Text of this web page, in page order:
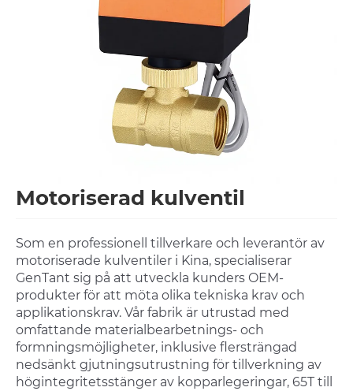
Motoriserad kulventil
Som en professionell tillverkare och leverantör av
motoriserade kulventiler i Kina, specialiserar
GenTant sig på att utveckla kunders OEM-
produkter för att möta olika tekniska krav och
applikationskrav. Vår fabrik är utrustad med
omfattande materialbearbetnings- och
formningsmöjligheter, inklusive flersträngad
nedsänkt gjutningsutrustning för tillverkning av
högintegritetsstänger av kopparlegeringar, 65T till